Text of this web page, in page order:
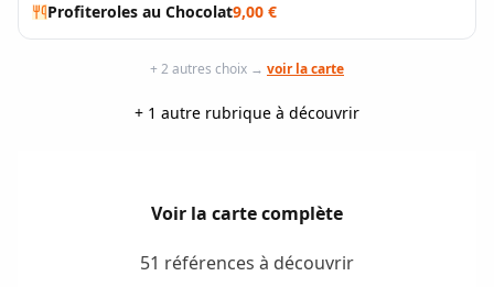
Profiteroles au Chocolat9,00 €
+ 2 autres choix → voir la carte
+ 1 autre rubrique à découvrir
Voir la carte complète
51 références à découvrir